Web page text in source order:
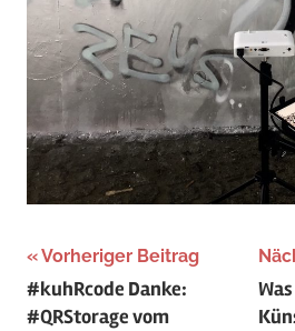
Vorheriger Beitrag
#kuhRcode Danke:
#QRStorage vom